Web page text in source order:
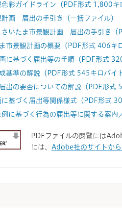
色彩ガイドライン（PDF形式 1,800キ
計画 届出の手引き（一括ファイル）
いたま市景観計画 届出の手引き（
景観計画の概要（PDF形式 406キ
基づく届出等の手順（PDF形式
準の解説（PDF形式 545キロバイト
の要否についての解説（PDF形式
基づく届出等関係様式（PDF形式
に基づく行為の届出等に関する案内
PDFファイルの閲覧には
には、 Adobe社のサイトか